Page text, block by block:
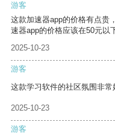
游客
这款加速器app的价格有点贵
速器app的价格应该在50元以
2025-10-23
游客
这款学习软件的社区氛围非常
2025-10-23
游客